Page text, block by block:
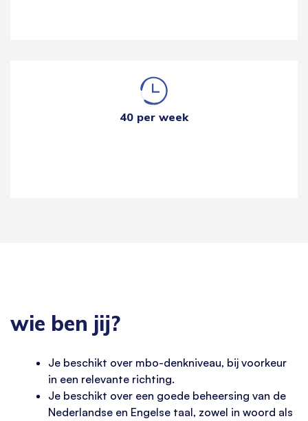
40 per week
wie ben jij?
Je beschikt over mbo-denkniveau, bij voorkeur
in een relevante richting.
Je beschikt over een goede beheersing van de
Nederlandse en Engelse taal, zowel in woord als